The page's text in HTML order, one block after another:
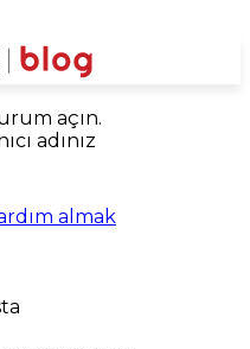
açın.
adınız
almak